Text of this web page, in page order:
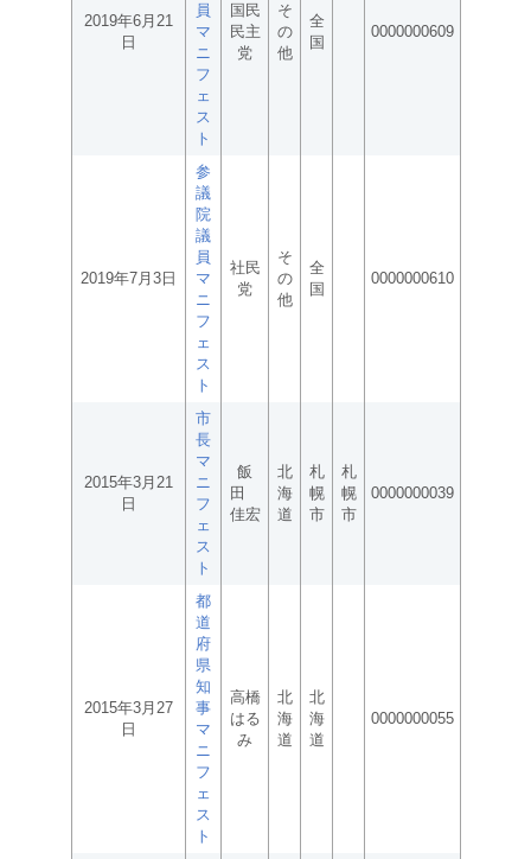
2019年6月21
日
員
マ
ニ
フ
ェ
ス
ト
国民
民主
党
そ
の
他
全
国
0000000609
2019年7月3日
参
議
院
議
員
マ
ニ
フ
ェ
ス
ト
社民
党
そ
の
他
全
国
0000000610
2015年3月21
日
市
長
マ
ニ
フ
ェ
ス
ト
飯
田
佳宏
北
海
道
札
幌
市
札
幌
市
0000000039
2015年3月27
日
都
道
府
県
知
事
マ
ニ
フ
ェ
ス
ト
高橋
はる
み
北
海
道
北
海
道
0000000055